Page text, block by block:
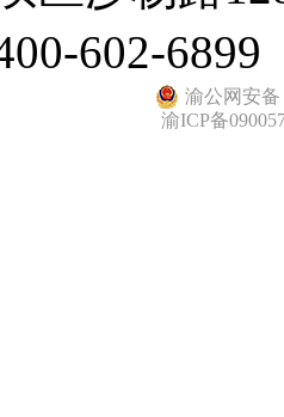
602-6899
渝公网安备
渝ICP备